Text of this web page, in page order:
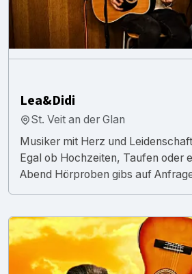
Lea&Didi
St. Veit an der Glan
Musiker mit Herz und
Egal ob Hochzeiten, Taufen oder
Abend Hörproben gibs auf